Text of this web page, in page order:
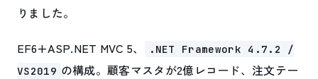
りました。
EF6+ASP.NET MVC 5、
.NET Framework 4.7.2 /
VS2019 の構成。顧客マスタが2億レコード、注文テー